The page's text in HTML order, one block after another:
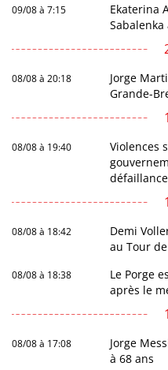
09/08 à 7:15
Ekaterina
08/08 à 20:18
Jorge
Grande-
08/08 à 19:40
Violences
08/08 à 18:42
Demi
au Tour
08/08 à 18:38
Le Porge
après le
08/08 à 17:08
Jorge
à 68 ans